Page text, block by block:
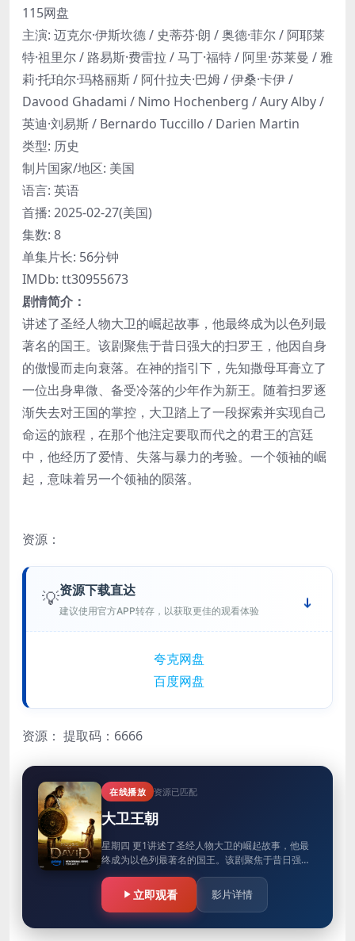
115网盘
主演: 迈克尔·伊斯坎德 / 史蒂芬·朗 / 奥德·菲尔 / 阿耶莱
特·祖里尔 / 路易斯·费雷拉 / 马丁·福特 / 阿里·苏莱曼 / 雅
莉·托珀尔·玛格丽斯 / 阿什拉夫·巴姆 / 伊桑·卡伊 /
Davood Ghadami / Nimo Hochenberg / Aury Alby /
英迪·刘易斯 / Bernardo Tuccillo / Darien Martin
类型: 历史
制片国家/地区: 美国
语言: 英语
首播: 2025-02-27(美国)
集数: 8
单集片长: 56分钟
IMDb: tt30955673
剧情简介：
讲述了圣经人物大卫的崛起故事，他最终成为以色列最
著名的国王。该剧聚焦于昔日强大的扫罗王，他因自身
的傲慢而走向衰落。在神的指引下，先知撒母耳膏立了
一位出身卑微、备受冷落的少年作为新王。随着扫罗逐
渐失去对王国的掌控，大卫踏上了一段探索并实现自己
命运的旅程，在那个他注定要取而代之的君王的宫廷
中，他经历了爱情、失落与暴力的考验。一个领袖的崛
起，意味着另一个领袖的陨落。
资源：
💡资源下载直达
建议使用官方APP转存，以获取更佳的观看体验
夸克网盘
百度网盘
资源： 提取码：6666
在线播放 资源已匹配
大卫王朝
星期四 更1讲述了圣经人物大卫的崛起故事，他最
终成为以色列最著名的国王。该剧聚焦于昔日强大
的扫罗王，他因自身的傲慢而走向衰落。在神的指
引下，先知撒母耳膏立了一位…
立即观看 影片详情